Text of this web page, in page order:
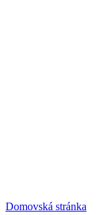
Domovská stránka